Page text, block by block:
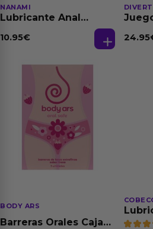
NANAMI
Lubricante Anal
Dilatación Base Agua
10.95€ 24.95
BODY ARS
Barreras Orales Caja
100%